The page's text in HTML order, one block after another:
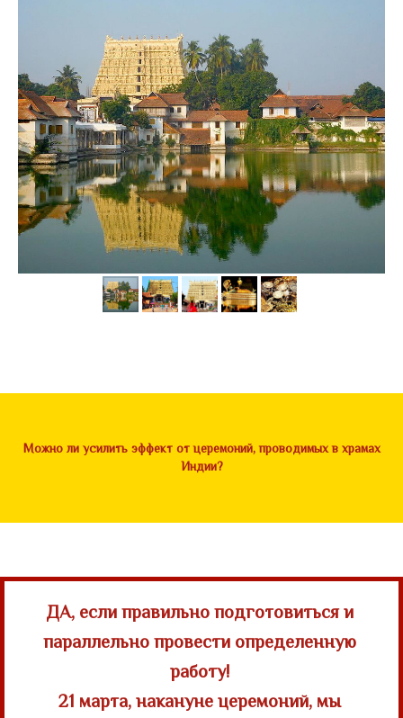
Можно ли усилить эффект от церемоний, проводимых в храмах
Индии?
ДА, если правильно подготовиться и
параллельно провести определенную
работу!
21 марта, накануне церемоний, мы